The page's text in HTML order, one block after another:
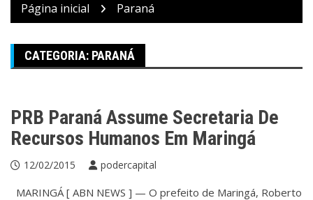
Página inicial Paraná
CATEGORIA: PARANÁ
ABN NEWS Maringá Paraná Poder
PRB Paraná Assume Secretaria De
Recursos Humanos Em Maringá
12/02/2015 podercapital
MARINGÁ [ ABN NEWS ] — O prefeito de Maringá, Roberto